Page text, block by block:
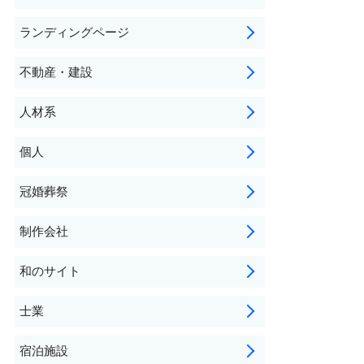
ランディングページ
不動産・建設
人材系
個人
冠婚葬祭
制作会社
和のサイト
士業
宿泊施設